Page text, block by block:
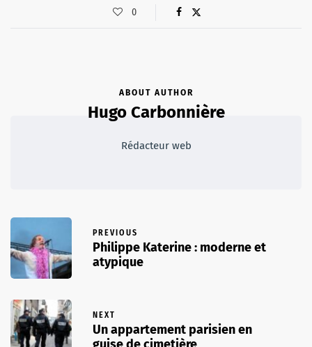
0
ABOUT AUTHOR
Hugo Carbonnière
Rédacteur web
PREVIOUS
Philippe Katerine : moderne et
atypique
NEXT
Un appartement parisien en